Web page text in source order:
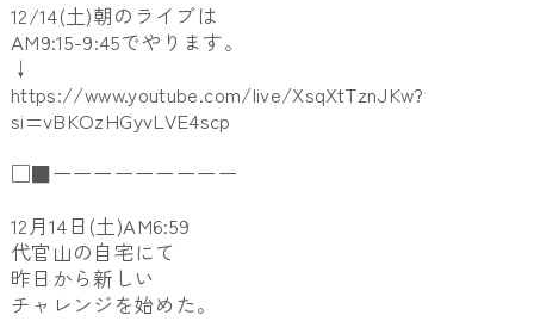
12/14(土)朝のライブは
AM9:15-9:45でやります。
↓
https://www.youtube.com/live/XsqXtTznJKw?
si=vBKOzHGyvLVE4scp
□■ーーーーーーーーー
12月14日(土)AM6:59
代官山の自宅にて
昨日から新しい
チャレンジを始めた。